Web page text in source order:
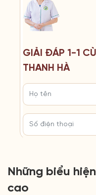
GIẢI ĐÁP 1-1
THANH HÀ
Những biểu
cao